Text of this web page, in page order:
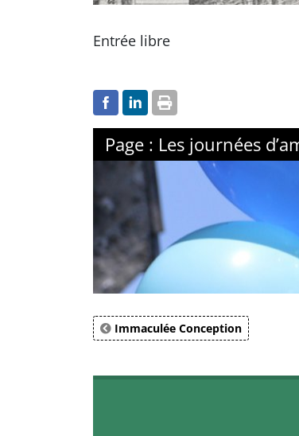
Entrée libre
Page : Les journées
Immaculée Conception